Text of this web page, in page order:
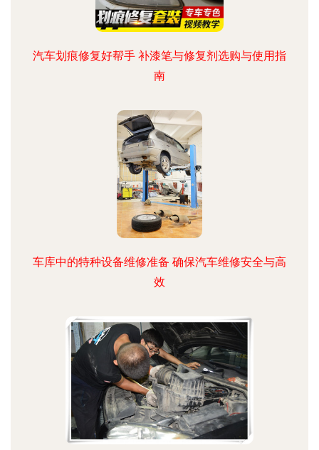
汽车划痕修复好帮手 补漆笔与修复剂选购与使用指
南
车库中的特种设备维修准备 确保汽车维修安全与高
效